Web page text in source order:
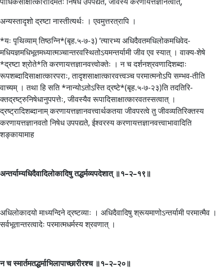
अन्यस्तादृशो द्रष्टा नास्तीत्यर्थः । एवमुत्तरत्रापि ।
*यः पृथिव्याम् तिष्ठन्नि*(बृह.५-७-३) ‘त्यारभ्य अधिदैवतमधिलोकमधिवेद-
मधियज्ञमधिभूतमध्यात्मञ्चान्तरवस्थितोऽयमन्तर्यामी जीव एव स्यात् । वाक्य-शेषे
*द्रष्टा श्रोते*ति करणायत्तज्ञानवत्त्वोक्तेः । न च दर्शनश्रवणादिशब्दाः
रूपशब्दादिसाक्षात्कारपराः, तादृशसाक्षात्कारवत्त्वञ्च परमात्मनोऽपि सम्भव-तीति
वाच्यम् । तथा हि सति *नान्योऽतोऽस्ति द्रष्टे*(बृह.५-७-२३)ति तदतिरि-
क्तद्रष्ट्रुनिषेधानुपपत्तेः, जीवस्यैव रूपादिसाक्षात्कारवतस्सत्वात् ।
द्रष्ट्रादिशब्दानाम् करणायत्तज्ञानवत्त्वार्थकतया जीवपरत्वे तु जीवव्यतिरिक्तस्य
करणायत्तज्ञानवतो निषेध उपपद्यते, ईश्वरस्य करणायत्तज्ञानवत्त्वाभावादिति
शङ्कायामाह
अन्तर्याम्यधिदैवादिलोकादिषु तद्धर्मव्यपदेशात् ॥१–२–१९॥
अधिलोकादयो माध्यन्दिने द्रष्टव्याः । अधिदैवादिषु श्रूयमाणोऽन्तर्यामी परमात्मैव ।
सर्वभूतान्तरत्वादेः परमात्मधर्मस्य श्रवणात् ।
नच स्मार्तमतद्धर्माभिलापाच्छारीरश्च ॥१–२–२०॥